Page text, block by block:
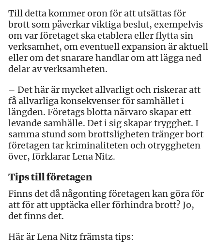
Till detta kommer oron för att utsättas för
brott som påverkar viktiga beslut, exempelvis
om var företaget ska etablera eller flytta sin
verksamhet, om eventuell expansion är aktuell
eller om det snarare handlar om att lägga ned
delar av verksamheten.
– Det här är mycket allvarligt och riskerar att
få allvarliga konsekvenser för samhället i
längden. Företags blotta närvaro skapar ett
levande samhälle. Det i sig skapar trygghet. I
samma stund som brottsligheten tränger bort
företagen tar kriminaliteten och otryggheten
över, förklarar Lena Nitz.
Tips till företagen
Finns det då någonting företagen kan göra för
att för att upptäcka eller förhindra brott? Jo,
det finns det.
Här är Lena Nitz främsta tips: